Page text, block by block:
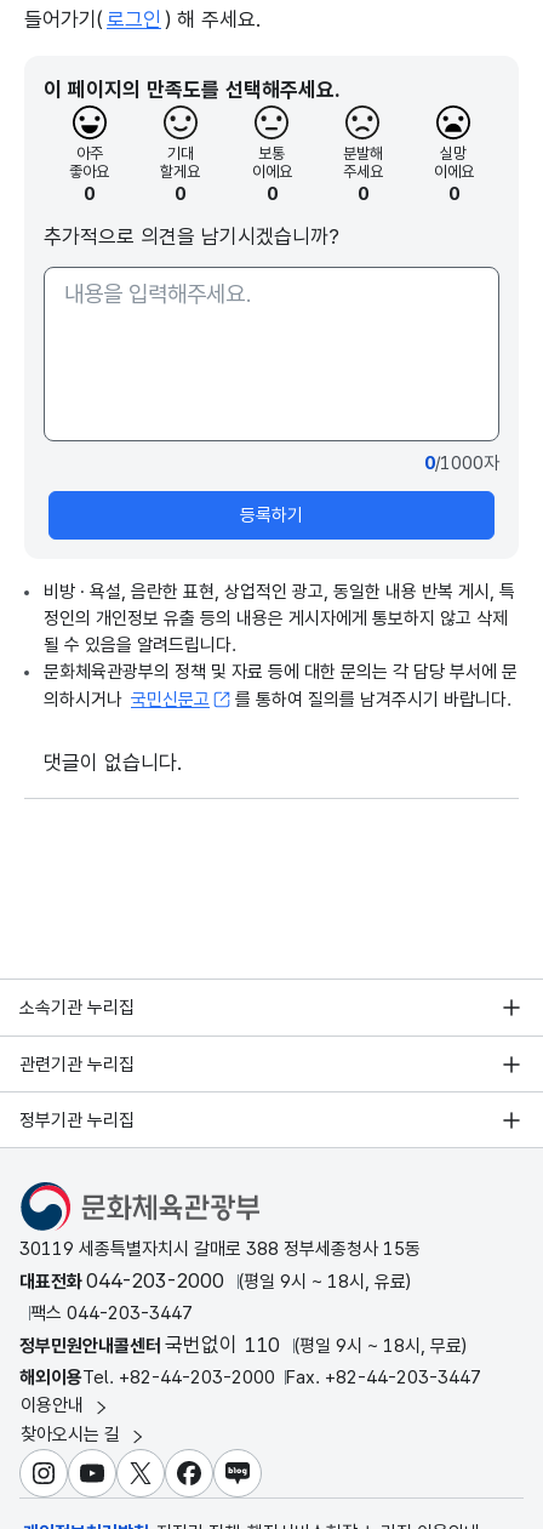
들어가기( 로그인 ) 해 주세요.
이 페이지의 만족도를 선택해주세요.
아주
좋아요
0
기대
할게요
0
보통
이에요
0
분발해
주세요
0
실망
이에요
0
추가적으로 의견을 남기시겠습니까?
0/1000자
등록하기
비방 · 욕설, 음란한 표현, 상업적인 광고, 동일한 내용 반복 게시, 특
정인의 개인정보 유출 등의 내용은 게시자에게 통보하지 않고 삭제
될 수 있음을 알려드립니다.
문화체육관광부의 정책 및 자료 등에 대한 문의는 각 담당 부서에 문
의하시거나 국민신문고 를 통하여 질의를 남겨주시기 바랍니다.
댓글이 없습니다.
소속기관 누리집
관련기관 누리집
정부기관 누리집
문화체육관광부
30119 세종특별자치시 갈매로 388 정부세종청사 15동
대표전화044-203-2000
(평일 9시 ~ 18시, 유료)
팩스 044-203-3447
정부민원안내콜센터 국번없이 110
(평일 9시 ~ 18시, 무료)
해외이용Tel. +82-44-203-2000 Fax. +82-44-203-3447
이용안내
찾아오시는 길
인스타그램
유튜브X 페이스북
블로그